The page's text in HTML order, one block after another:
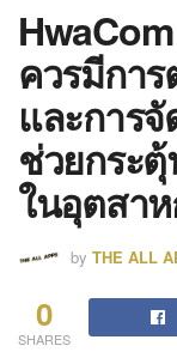
ควรมีการ
และการ
ช่วยกระ
ในอุตสา
by THE ALL
0
SHARES